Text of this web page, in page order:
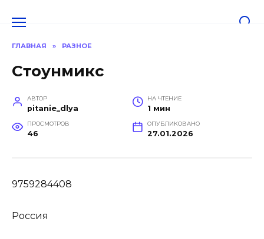
ГЛАВНАЯ » РАЗНОЕ
Стоунмикс
АВТОР
pitanie_dlya
НА ЧТЕНИЕ
1 мин
ПРОСМОТРОВ
46
ОПУБЛИКОВАНО
27.01.2026
9759284408
Россия